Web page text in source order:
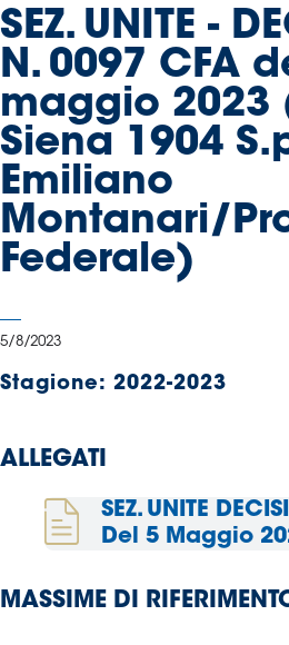
Paralimpico
Serie
A
Women
Serie
Femminile
Museo
del
Calcio
partner
delle
nazionali
Cerca
Whistleblowing
SEZ. UNITE -
N. 0097 CFA
maggio 2023
Siena 1904
Emiliano
Montanari/
Federale)
5/8/2023
Stagione: 2022-2023
ALLEGATI
SEZ. UNITE
Del 5 Maggio
MASSIME DI